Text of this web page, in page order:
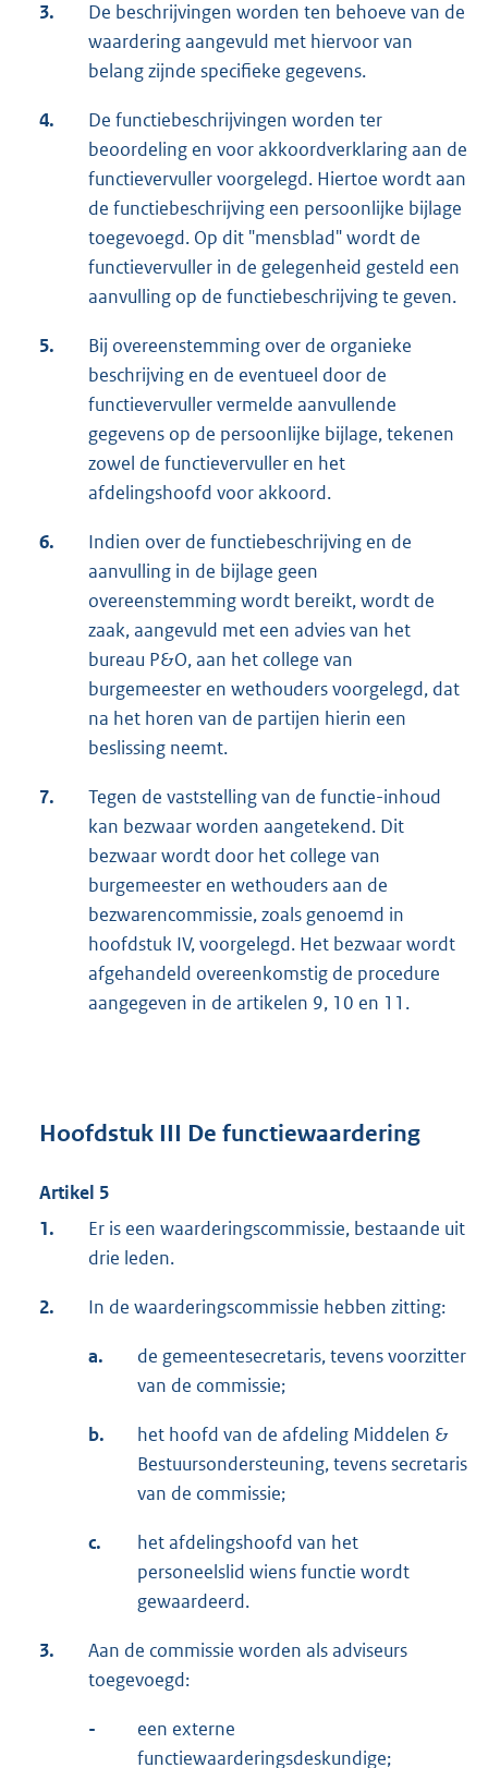
3.
De beschrijvingen worden ten behoeve van de
waardering aangevuld met hiervoor van
belang zijnde specifieke gegevens.
4.
De functiebeschrijvingen worden ter
beoordeling en voor akkoordverklaring aan de
functievervuller voorgelegd. Hiertoe wordt aan
de functiebeschrijving een persoonlijke bijlage
toegevoegd. Op dit "mensblad" wordt de
functievervuller in de gelegenheid gesteld een
aanvulling op de functiebeschrijving te geven.
5.
Bij overeenstemming over de organieke
beschrijving en de eventueel door de
functievervuller vermelde aanvullende
gegevens op de persoonlijke bijlage, tekenen
zowel de functievervuller en het
afdelingshoofd voor akkoord.
6.
Indien over de functiebeschrijving en de
aanvulling in de bijlage geen
overeenstemming wordt bereikt, wordt de
zaak, aangevuld met een advies van het
bureau P&O, aan het college van
burgemeester en wethouders voorgelegd, dat
na het horen van de partijen hierin een
beslissing neemt.
7.
Tegen de vaststelling van de functie-inhoud
kan bezwaar worden aangetekend. Dit
bezwaar wordt door het college van
burgemeester en wethouders aan de
bezwarencommissie, zoals genoemd in
hoofdstuk IV, voorgelegd. Het bezwaar wordt
afgehandeld overeenkomstig de procedure
aangegeven in de artikelen 9, 10 en 11.
Hoofdstuk III De functiewaardering
Artikel 5
1.
Er is een waarderingscommissie, bestaande uit
drie leden.
2. In de waarderingscommissie hebben zitting:
a.
de gemeentesecretaris, tevens voorzitter
van de commissie;
b.
het hoofd van de afdeling Middelen &
Bestuursondersteuning, tevens secretaris
van de commissie;
c.
het afdelingshoofd van het
personeelslid wiens functie wordt
gewaardeerd.
3.
Aan de commissie worden als adviseurs
toegevoegd:
-
een externe
functiewaarderingsdeskundige;